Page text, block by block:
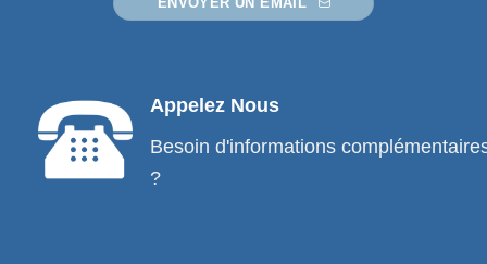
Appelez Nous
Besoin d'informations
?